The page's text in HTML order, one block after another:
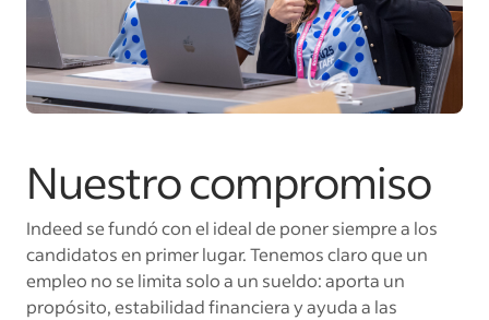
Nuestro compromiso
Indeed se fundó con el ideal de poner siempre a los
candidatos en primer lugar. Tenemos claro que un
empleo no se limita solo a un sueldo: aporta un
propósito, estabilidad financiera y ayuda a las